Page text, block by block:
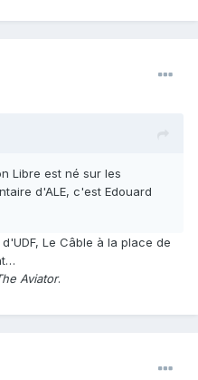
Libre est né sur les
d'ALE, c'est Edouard
Le Câble à la place de
Aviator.